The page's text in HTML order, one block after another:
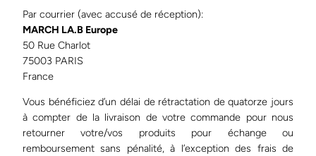
Par courrier (avec accusé de réception):
MARCH LA.B Europe
50 Rue Charlot
75003 PARIS
France
Vous bénéficiez d’un délai de rétractation de quatorze jours
à compter de la livraison de votre commande pour nous
retourner votre/vos produits pour échange ou
remboursement sans pénalité, à l’exception des frais de